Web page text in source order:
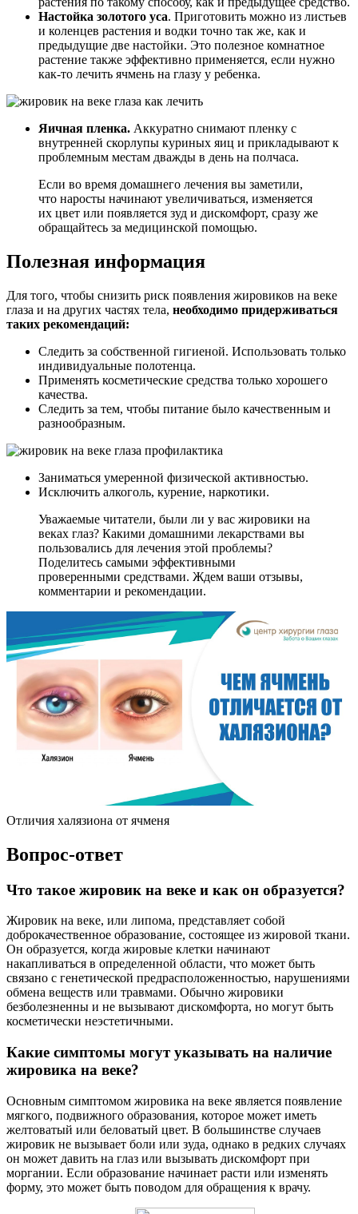
Настойка золотого уса. Приготовить можно из листьев
и коленцев растения и водки точно так же, как и
предыдущие две настойки. Это полезное комнатное
растение также эффективно применяется, если нужно
как-то лечить ячмень на глазу у ребенка.
Яичная пленка. Аккуратно снимают пленку с
внутренней скорлупы куриных яиц и прикладывают к
проблемным местам дважды в день на полчаса.
Если во время домашнего лечения вы заметили,
что наросты начинают увеличиваться, изменяется
их цвет или появляется зуд и дискомфорт, сразу же
обращайтесь за медицинской помощью.
Полезная информация
Для того, чтобы снизить риск появления жировиков на веке
глаза и на других частях тела, необходимо придерживаться
таких рекомендаций:
Следить за собственной гигиеной. Использовать только
индивидуальные полотенца.
Применять косметические средства только хорошего
качества.
Следить за тем, чтобы питание было качественным и
разнообразным.
Заниматься умеренной физической активностью.
Исключить алкоголь, курение, наркотики.
Уважаемые читатели, были ли у вас жировики на
веках глаз? Какими домашними лекарствами вы
пользовались для лечения этой проблемы?
Поделитесь самыми эффективными
проверенными средствами. Ждем ваши отзывы,
комментарии и рекомендации.
Отличия халязиона от ячменя
Вопрос-ответ
Что такое жировик на веке и как он образуется?
Жировик на веке, или липома, представляет собой
доброкачественное образование, состоящее из жировой ткани.
Он образуется, когда жировые клетки начинают
накапливаться в определенной области, что может быть
связано с генетической предрасположенностью, нарушениями
обмена веществ или травмами. Обычно жировики
безболезненны и не вызывают дискомфорта, но могут быть
косметически неэстетичными.
Какие симптомы могут указывать на наличие
жировика на веке?
Основным симптомом жировика на веке является появление
мягкого, подвижного образования, которое может иметь
желтоватый или беловатый цвет. В большинстве случаев
жировик не вызывает боли или зуда, однако в редких случаях
он может давить на глаз или вызывать дискомфорт при
моргании. Если образование начинает расти или изменять
форму, это может быть поводом для обращения к врачу.